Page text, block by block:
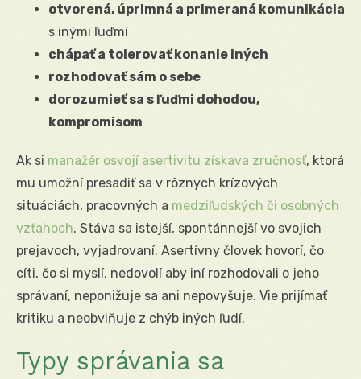
otvorená, úprimná a primeraná komunikácia
s inými ľuďmi
chápať a tolerovať konanie iných
rozhodovať sám o sebe
dorozumieť sa s ľuďmi dohodou,
kompromisom
Ak si manažér osvojí asertivitu získava zručnosť, ktorá
mu umožní presadiť sa v rôznych krízových
situáciách, pracovných a medziľudských či osobných
vzťahoch. Stáva sa istejší, spontánnejší vo svojich
prejavoch, vyjadrovaní. Asertívny človek hovorí, čo
cíti, čo si myslí, nedovolí aby iní rozhodovali o jeho
správaní, neponižuje sa ani nepovyšuje. Vie prijímať
kritiku a neobviňuje z chýb iných ľudí.
Typy správania sa